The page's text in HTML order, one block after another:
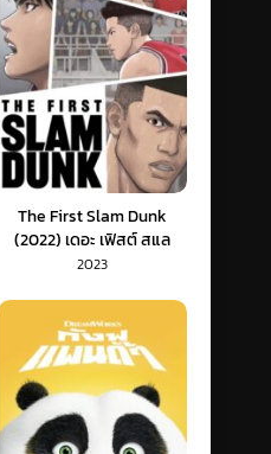
The First Slam Dunk
(2022) เดอะ เฟิสต์ สแล
มดังก์ (พากย์ไทย)
2023